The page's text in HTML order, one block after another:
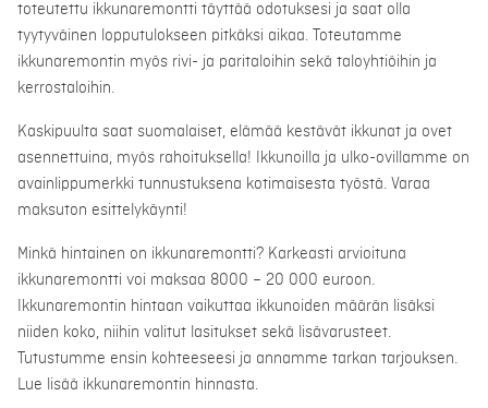
toteutettu ikkunaremontti täyttää odotuksesi ja saat olla
tyytyväinen lopputulokseen pitkäksi aikaa. Toteutamme
ikkunaremontin myös rivi- ja paritaloihin sekä taloyhtiöihin ja
kerrostaloihin.
Kaskipuulta saat suomalaiset, elämää kestävät ikkunat ja ovet
asennettuina, myös rahoituksella! Ikkunoilla ja ulko-ovillamme on
avainlippumerkki tunnustuksena kotimaisesta työstä. Varaa
maksuton esittelykäynti!
Minkä hintainen on ikkunaremontti? Karkeasti arvioituna
ikkunaremontti voi maksaa 8000 – 20 000 euroon.
Ikkunaremontin hintaan vaikuttaa ikkunoiden määrän lisäksi
niiden koko, niihin valitut lasitukset sekä lisävarusteet.
Tutustumme ensin kohteeseesi ja annamme tarkan tarjouksen.
Lue lisää ikkunaremontin hinnasta.